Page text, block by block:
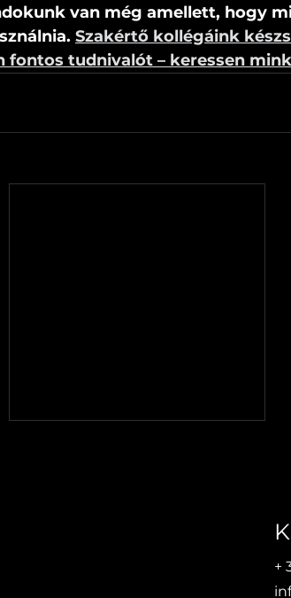
van még amellett, hogy
Szakértő kollégáink
fontos tudnivalót – keressen
+